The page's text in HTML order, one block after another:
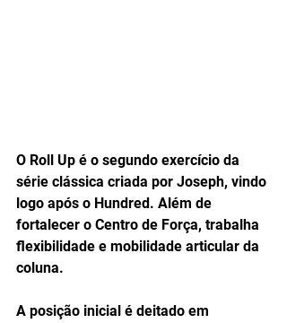
O Roll Up é o segundo exercício da
série clássica criada por Joseph, vindo
logo após o Hundred. Além de
fortalecer o Centro de Força, trabalha
flexibilidade e mobilidade articular da
coluna.
A posição inicial é deitado em